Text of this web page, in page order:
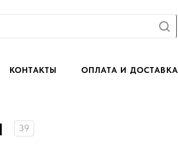
КОНТАКТЫ ОПЛАТА И ДОСТАВКА
39